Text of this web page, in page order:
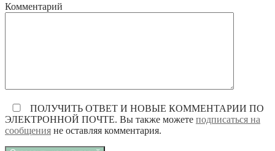
Комментарий
ПОЛУЧИТЬ ОТВЕТ И НОВЫЕ КОММЕНТАРИИ ПО
ЭЛЕКТРОННОЙ ПОЧТЕ. Вы также можете подписаться на
сообщения не оставляя комментария.